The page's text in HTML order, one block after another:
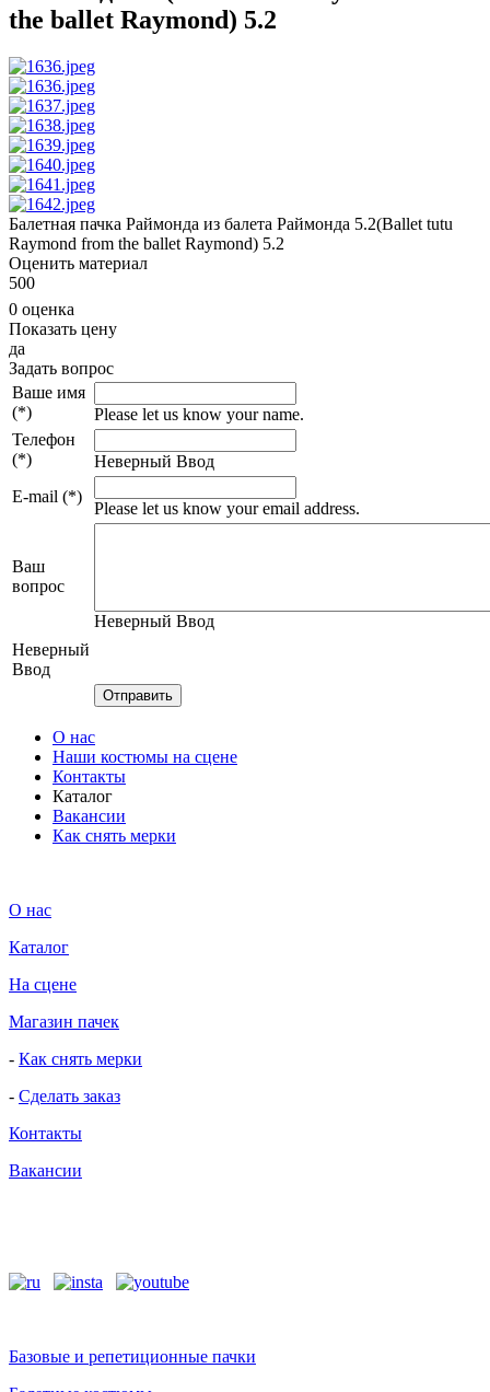
the ballet Raymond) 5.2
Балетная пачка Раймонда из балета Раймонда 5.2(Ballet tutu
Raymond from the ballet Raymond) 5.2
Оценить материал
500
0 оценка
Показать цену
да
Задать вопрос
Ваше имя
(*)
Please let us know your name.
Телефон
(*)
Неверный Ввод
E-mail (*)
Please let us know your email address.
Ваш
вопрос
Неверный Ввод
Неверный
Ввод
О нас
Наши костюмы на сцене
Контакты
Каталог
Вакансии
Как снять мерки
О нас
Каталог
На сцене
Магазин пачек
- Как снять мерки
- Сделать заказ
Контакты
Вакансии
Базовые и репетиционные пачки